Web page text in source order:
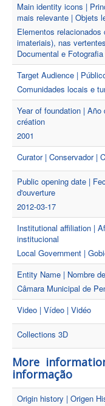
Main identity icons |
mais relevante | Objets
Elementos
imateriais), nas
Documental e Fotografia
Target Audience |
Comunidades locais e
Year of foundation |
création
2001
Curator | Conservador |
Public opening date |
d'ouverture
2012-03-17
Institutional affiliation |
institucional
Local Government |
Entity Name | Nombre
Câmara Municipal de
Video | Vídeo | Vidéo
Collections 3D
More
informação
Origin history | Origen